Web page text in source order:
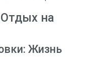
на
Жизнь